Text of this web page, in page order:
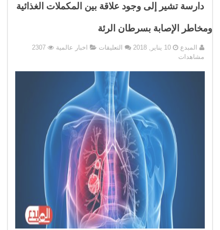
دارسة تشير إلى وجود علاقة بين المكملات الغذائية
ومخاطر الإصابة بسرطان الرئة
المبدع 10 يناير, 2018 التعليقات على
إلى
وجود
علاقة
المكملات
الغذائية
ومخاطر
الإصابة
بسرطان
الرئة
مغلقة
اخبار عالمية
2307
مشاهدات